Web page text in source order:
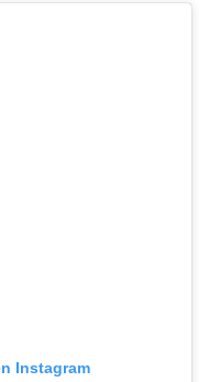
Instagram